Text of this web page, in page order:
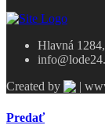
Hlavná
Created by
|
Predať